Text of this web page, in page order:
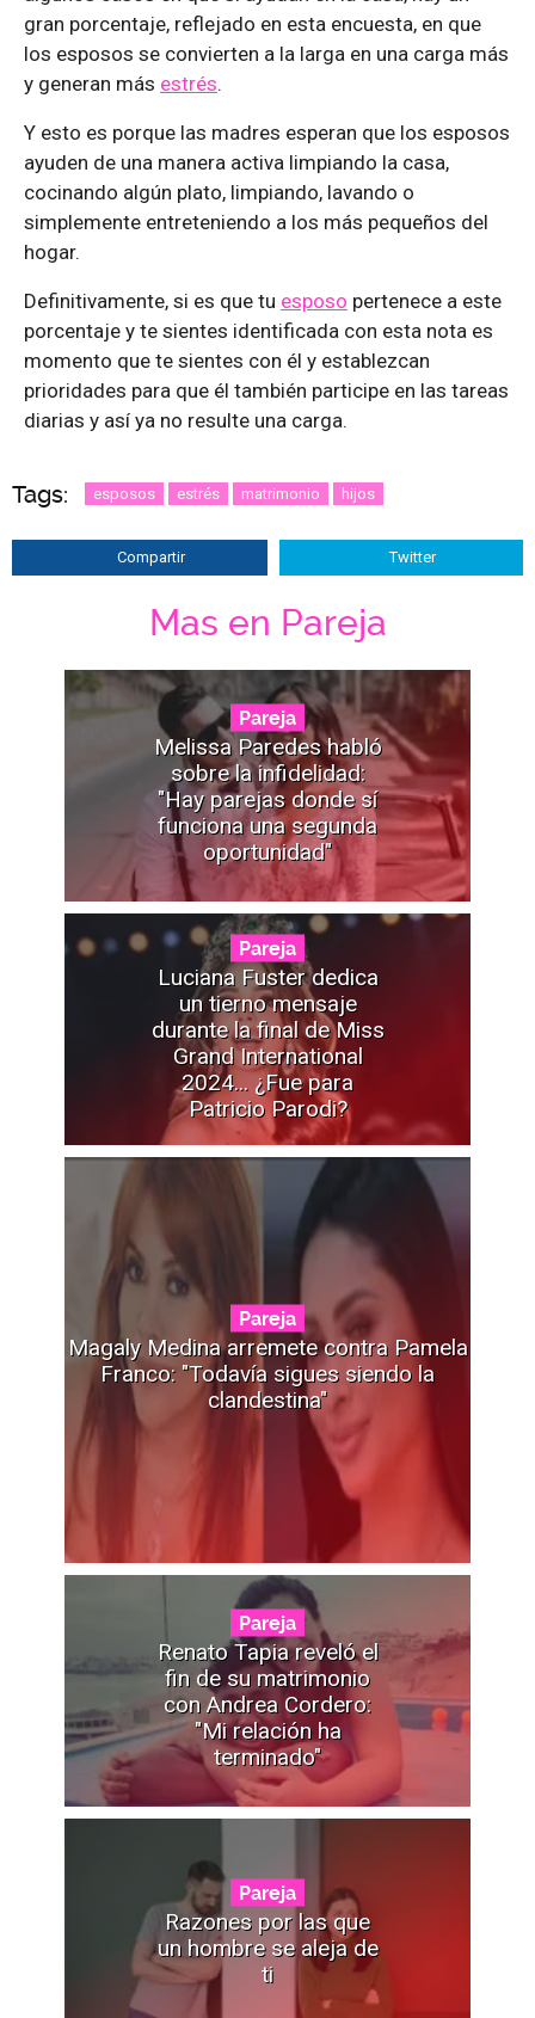
gran porcentaje, reflejado en esta encuesta, en que
los esposos se convierten a la larga en una carga más
y generan más estrés.
Y esto es porque las madres esperan que los esposos
ayuden de una manera activa limpiando la casa,
cocinando algún plato, limpiando, lavando o
simplemente entreteniendo a los más pequeños del
hogar.
Definitivamente, si es que tu esposo pertenece a este
porcentaje y te sientes identificada con esta nota es
momento que te sientes con él y establezcan
prioridades para que él también participe en las tareas
diarias y así ya no resulte una carga.
Tags: esposos estrés matrimonio hijos
Compartir Twitter
Mas en Pareja
Pareja
Melissa Paredes habló
sobre la infidelidad:
"Hay parejas donde sí
funciona una segunda
oportunidad"
Pareja
Luciana Fuster dedica
un tierno mensaje
durante la final de Miss
Grand International
2024... ¿Fue para
Patricio Parodi?
Pareja
Magaly Medina arremete contra Pamela
Franco: "Todavía sigues siendo la
clandestina"
Pareja
Renato Tapia reveló el
fin de su matrimonio
con Andrea Cordero:
"Mi relación ha
terminado"
Pareja
Razones por las que
un hombre se aleja de
ti